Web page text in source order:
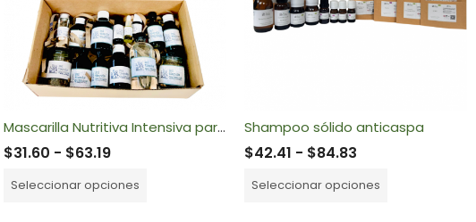
Mascarilla Nutritiva Intensiva para Cabello
$31.60 - $63.19
Seleccionar opciones
Shampoo sólido anticaspa
$42.41 - $84.83
Seleccionar opciones